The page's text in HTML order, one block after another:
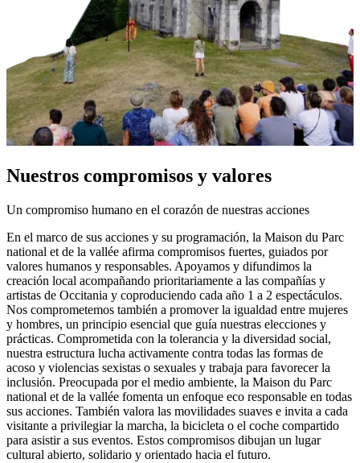
Nuestros compromisos y valores
Un compromiso humano en el corazón de nuestras acciones
En el marco de sus acciones y su programación, la Maison du Parc
national et de la vallée afirma compromisos fuertes, guiados por
valores humanos y responsables. Apoyamos y difundimos la
creación local acompañando prioritariamente a las compañías y
artistas de Occitania y coproduciendo cada año 1 a 2 espectáculos.
Nos comprometemos también a promover la igualdad entre mujeres
y hombres, un principio esencial que guía nuestras elecciones y
prácticas. Comprometida con la tolerancia y la diversidad social,
nuestra estructura lucha activamente contra todas las formas de
acoso y violencias sexistas o sexuales y trabaja para favorecer la
inclusión. Preocupada por el medio ambiente, la Maison du Parc
national et de la vallée fomenta un enfoque eco responsable en todas
sus acciones. También valora las movilidades suaves e invita a cada
visitante a privilegiar la marcha, la bicicleta o el coche compartido
para asistir a sus eventos. Estos compromisos dibujan un lugar
cultural abierto, solidario y orientado hacia el futuro.